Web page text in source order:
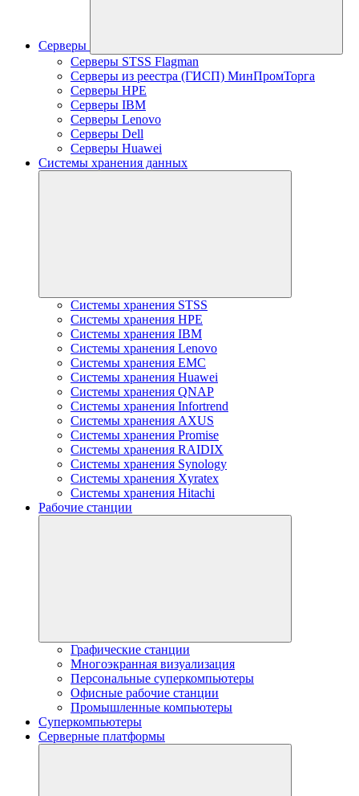
Серверы
Серверы STSS Flagman
Серверы из реестра (ГИСП) МинПромТорга
Серверы HPE
Серверы IBM
Серверы Lenovo
Серверы Dell
Серверы Huawei
Системы хранения данных
Системы хранения STSS
Системы хранения HPE
Системы хранения IBM
Системы хранения Lenovo
Системы хранения EMC
Системы хранения Huawei
Системы хранения QNAP
Системы хранения Infortrend
Системы хранения AXUS
Системы хранения Promise
Системы хранения RAIDIX
Системы хранения Synology
Системы хранения Xyratex
Системы хранения Hitachi
Рабочие станции
Графические станции
Многоэкранная визуализация
Персональные суперкомпьютеры
Офисные рабочие станции
Промышленные компьютеры
Суперкомпьютеры
Серверные платформы